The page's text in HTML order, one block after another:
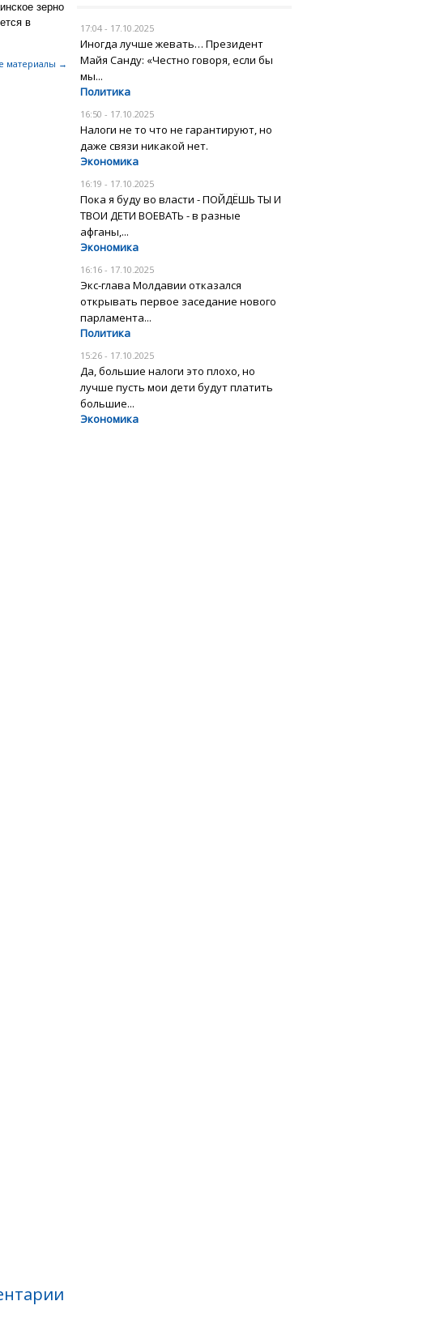
зерно
в
материалы →
17:04 - 17.10.2025
Иногда лучше жевать… Президент
Майя Санду: «Честно говоря, если бы
мы...
Политика
16:50 - 17.10.2025
Налоги не то что не гарантируют, но
даже связи никакой нет.
Экономика
16:19 - 17.10.2025
Пока я буду во власти - ПОЙДЁШЬ ТЫ И
ТВОИ ДЕТИ ВОЕВАТЬ - в разные
афганы,...
Экономика
16:16 - 17.10.2025
Экс-глава Молдавии отказался
открывать первое заседание нового
парламента...
Политика
15:26 - 17.10.2025
Да, большие налоги это плохо, но
лучше пусть мои дети будут платить
большие...
Экономика